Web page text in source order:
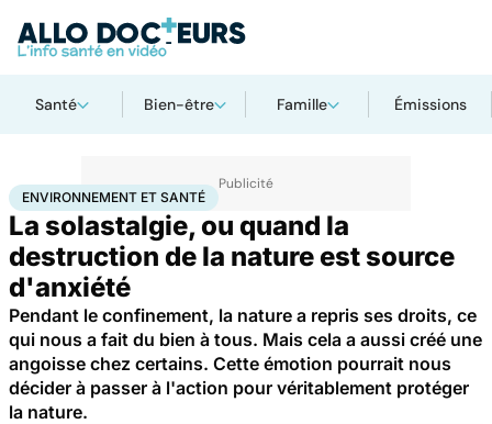
Santé Bien-être Famille Émissions
AccueilBien-êtreEnvironnement et santé
ENVIRONNEMENT ET SANTÉ
La solastalgie, ou quand la
destruction de la nature est source
d'anxiété
Pendant le confinement, la nature a repris ses droits, ce
qui nous a fait du bien à tous. Mais cela a aussi créé une
angoisse chez certains. Cette émotion pourrait nous
décider à passer à l'action pour véritablement protéger
la nature.